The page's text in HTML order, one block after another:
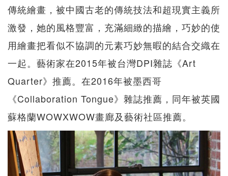
傳統繪畫，被中國古老的傳統技法和超現實主義所
激發，她的風格豐富，充滿細緻的描繪，巧妙的使
用繪畫把看似不協調的元素巧妙無暇的結合交織在
一起。藝術家在2015年被台灣DPI雜誌《Art
Quarter》推薦。在2016年被墨⻄哥
《Collaboration Tongue》雜誌推薦，同年被英國
蘇格蘭WOWXWOW畫廊及藝術社區推薦。